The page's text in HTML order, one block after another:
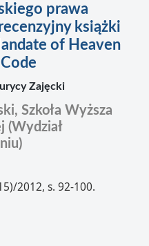
prawa
książki
of Heaven
Zajęcki
Szkoła Wyższa
(Wydział
2012, s. 92-100.